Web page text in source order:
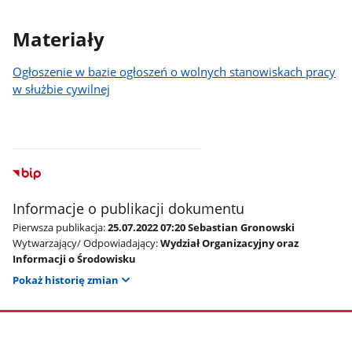
Materiały
Ogłoszenie w bazie ogłoszeń o wolnych stanowiskach pracy
w służbie cywilnej
Informacje o publikacji dokumentu
Pierwsza publikacja:25.07.2022 07:20 Sebastian Gronowski
Wytwarzający/ Odpowiadający:Wydział Organizacyjny oraz
Informacji o Środowisku
Pokaż historię zmian